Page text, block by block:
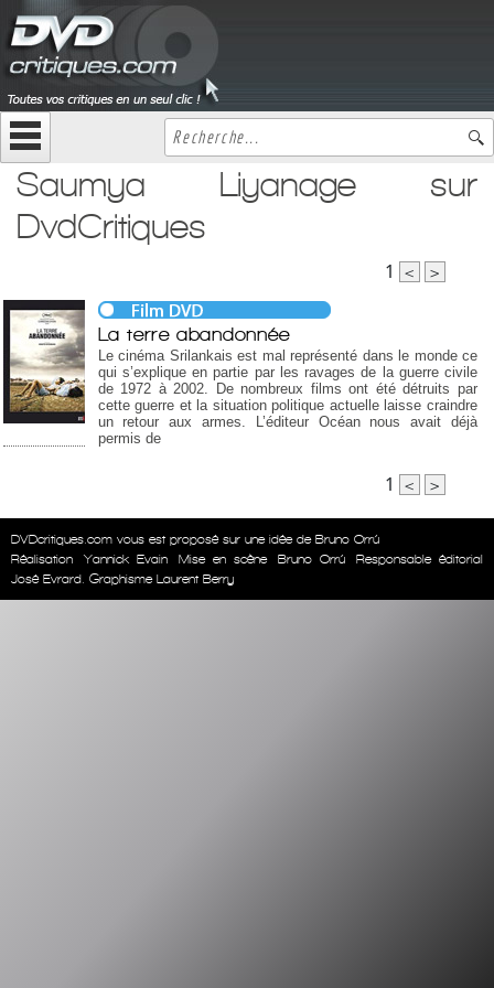
Saumya Liyanage sur
DvdCritiques
1 < >
La terre abandonnée
Le cinéma Srilankais est mal représenté dans le monde ce
qui s’explique en partie par les ravages de la guerre civile
de 1972 à 2002. De nombreux films ont été détruits par
cette guerre et la situation politique actuelle laisse craindre
un retour aux armes. L’éditeur Océan nous avait déjà
permis de
1 < >
DVDcritiques.com vous est proposé sur une idée de Bruno Orrú
Réalisation
Yannick Evain Mise en scène Bruno Orrú
Responsable éditorial
José Evrard. Graphisme Laurent Berry